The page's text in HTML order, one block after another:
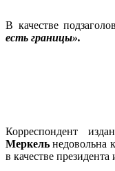
В качестве
есть границы».
Корреспондент
Меркель недовольна
в качестве президента